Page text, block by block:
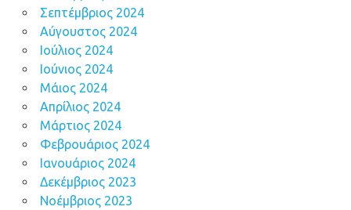
Σεπτέμβριος 2024
Αύγουστος 2024
Ιούλιος 2024
Ιούνιος 2024
Μάιος 2024
Απρίλιος 2024
Μάρτιος 2024
Φεβρουάριος 2024
Ιανουάριος 2024
Δεκέμβριος 2023
Νοέμβριος 2023